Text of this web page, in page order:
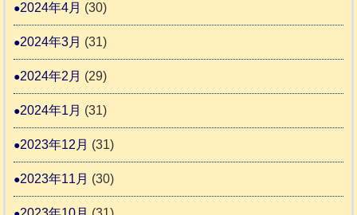
2024年4月 (30)
2024年3月 (31)
2024年2月 (29)
2024年1月 (31)
2023年12月 (31)
2023年11月 (30)